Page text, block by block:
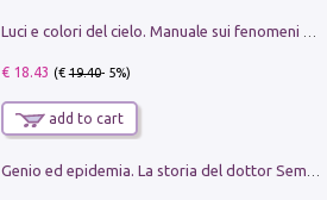
€ 18.43 (€19.40- 5%)
add to cart